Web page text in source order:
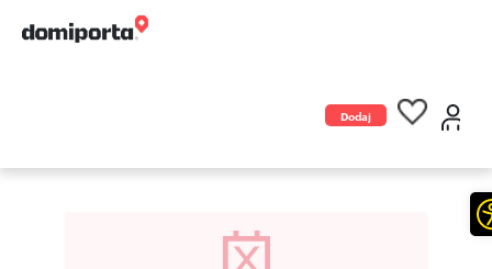
Dodaj